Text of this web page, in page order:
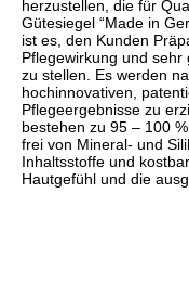
herzustellen, die für
Gütesiegel “Made in
ist es, den Kunden
Pflegewirkung und
zu stellen. Es werden
hochinnovativen,
Pflegeergebnisse zu
bestehen zu 95 – 100
frei von Mineral- und
Inhaltsstoffe und
Hautgefühl und die